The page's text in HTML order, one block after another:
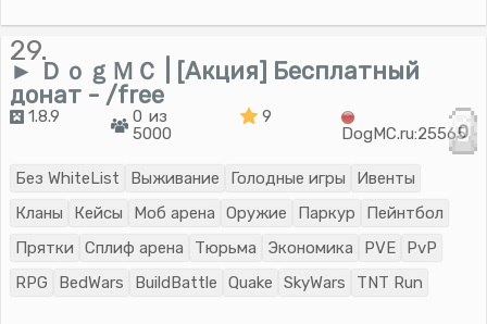
29.
► ＤｏｇＭＣ | [Акция] Бесплатный
донат - /free
1.8.9
0 из
5000
9
DogMC.ru:25565
0
Без WhiteList Выживание Голодные игры
Ивенты
Кланы
Кейсы Моб арена Оружие Паркур
Пейнтбол
Прятки
Сплиф арена Тюрьма Экономика PVE
PvP
RPG
BedWars BuildBattle Quake SkyWars TNT Run